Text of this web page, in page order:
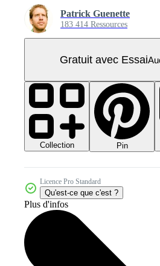
Patrick Guenette
183 414 Ressources
Gratuit avec Essai
Collection Pin
Licence Pro Standard
Qu'est-ce que c'est ?
Plus d'infos